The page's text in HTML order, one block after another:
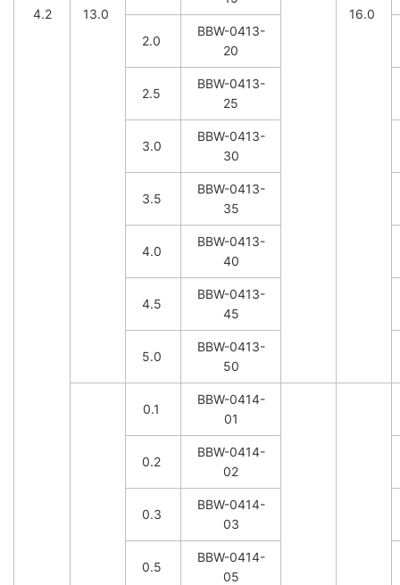
4.2 13.0 16.0
2.0
BBW-0413-
20
2.5
BBW-0413-
25
3.0
BBW-0413-
30
3.5
BBW-0413-
35
4.0
BBW-0413-
40
4.5
BBW-0413-
45
5.0
BBW-0413-
50
0.1
BBW-0414-
01
0.2
BBW-0414-
02
0.3
BBW-0414-
03
0.5
BBW-0414-
05